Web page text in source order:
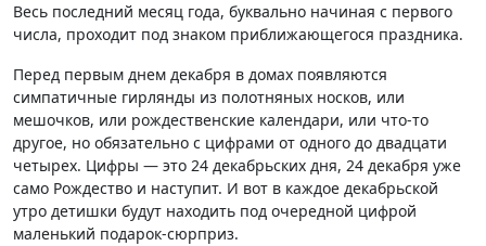
Весь последний месяц года, буквально начиная с первого
числа, проходит под знаком приближающегося праздника.
Перед первым днем декабря в домах появляются
симпатичные гирлянды из полотняных носков, или
мешочков, или рождественские календари, или что-то
другое, но обязательно с цифрами от одного до двадцати
четырех. Цифры — это 24 декабрьских дня, 24 декабря уже
само Рождество и наступит. И вот в каждое декабрьской
утро детишки будут находить под очередной цифрой
маленький подарок-сюрприз.